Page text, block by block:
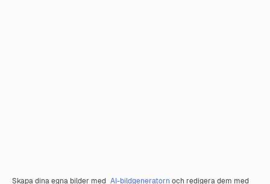
Skapa dina egna bilder med AI-bildgeneratorn och redigera dem med